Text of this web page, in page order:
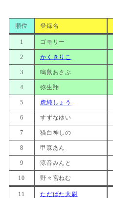
順位 登録名
1 ゴモリー
2 かくきりこ
3 鳴鼠おさぶ
4 弥生翔
5 虎純しょう
6 すずなゆい
7 猫白神しの
8 甲森あん
9 涼音みんと
10 野々宮ねむ
11 ただばた大尉